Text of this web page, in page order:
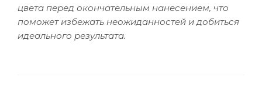
цвета перед окончательным нанесением, что
поможет избежать неожиданностей и добиться
идеального результата.